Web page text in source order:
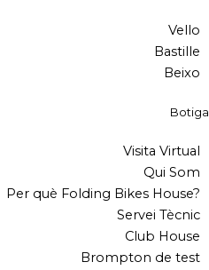
Vello
Bastille
Beixo
Botiga
Visita Virtual
Qui Som
Per què Folding Bikes House?
Servei Tècnic
Club House
Brompton de test